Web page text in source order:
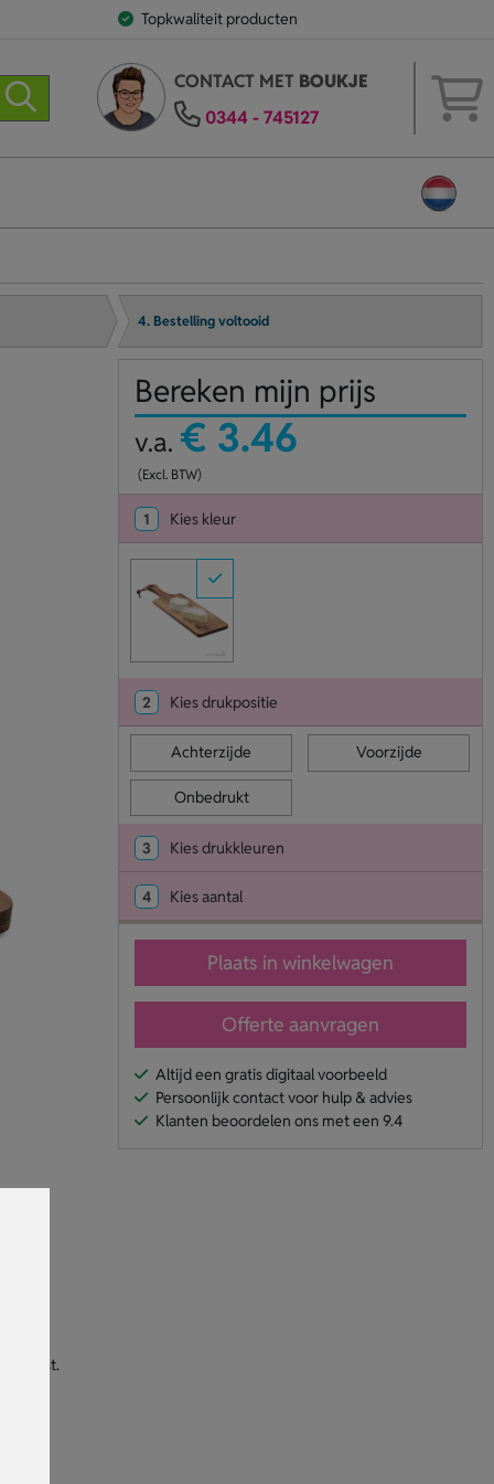
Topkwaliteit producten
CONTACT MET BOUKJE
0344 - 745127
4. Bestelling voltooid
past.
Bereken mijn prijs
v.a. € 3.46
(Excl. BTW)
1 Kies kleur
2 Kies drukpositie
Achterzijde Voorzijde
Onbedrukt
3 Kies drukkleuren
4 Kies aantal
Plaats in winkelwagen
Offerte aanvragen
Altijd een gratis digitaal voorbeeld
Persoonlijk contact voor hulp & advies
Klanten beoordelen ons met een 9.4